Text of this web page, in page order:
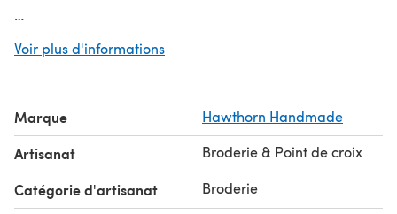
déconnecter et se détendre alors que vous vous perdez
soigneusement emballés à la main dans leur atelier du
Dorset, soutenant une petite entreprise dirigée par une
femme.
- Le contenu de haute qualité, y compris le fil à broder
DMC et le cerceau à broder en bois, garantissent que
Voir plus d'informations
Marque Hawthorn Handmade
Artisanat Broderie & Point de croix
Catégorie d'artisanat Broderie